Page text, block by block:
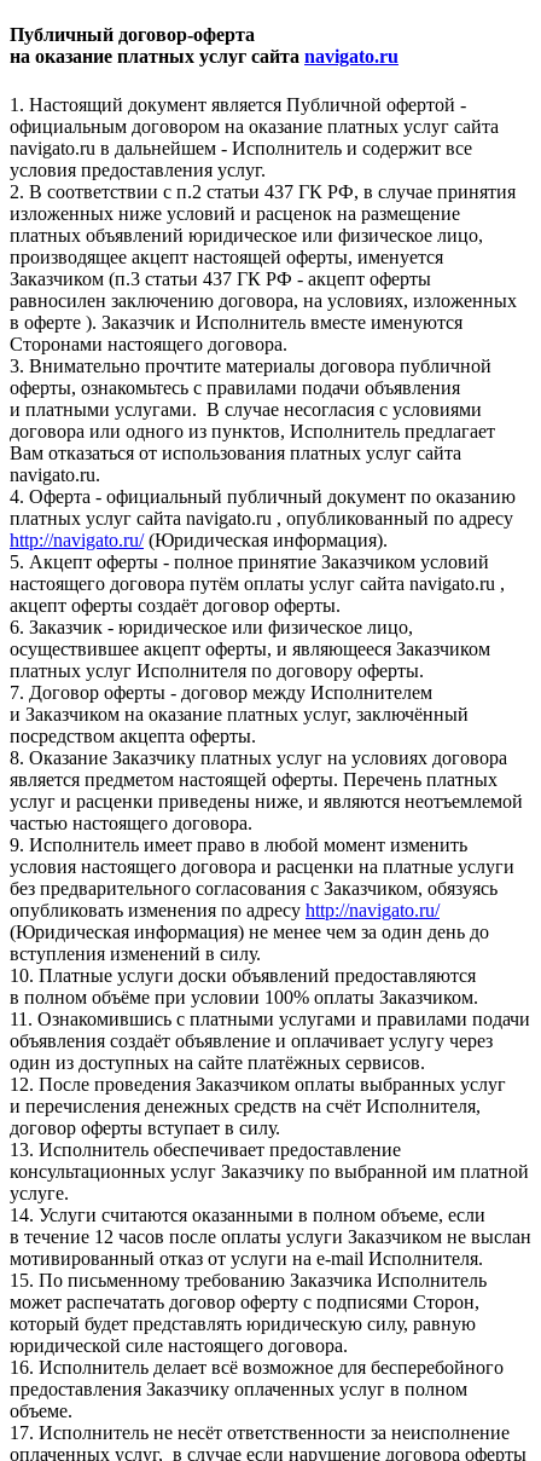
Публичный договор-оферта
на оказание платных услуг сайта navigato.ru
1. Настоящий документ является Публичной офертой -
официальным договором на оказание платных услуг сайта
navigato.ru в дальнейшем - Исполнитель и содержит все
условия предоставления услуг.
2. В соответствии с п.2 статьи 437 ГК РФ, в случае принятия
изложенных ниже условий и расценок на размещение
платных объявлений юридическое или физическое лицо,
производящее акцепт настоящей оферты, именуется
Заказчиком (п.3 статьи 437 ГК РФ - акцепт оферты
равносилен заключению договора, на условиях, изложенных
в оферте ). Заказчик и Исполнитель вместе именуются
Сторонами настоящего договора.
3. Внимательно прочтите материалы договора публичной
оферты, ознакомьтесь с правилами подачи объявления
и платными услугами. В случае несогласия с условиями
договора или одного из пунктов, Исполнитель предлагает
Вам отказаться от использования платных услуг сайта
navigato.ru.
4. Оферта - официальный публичный документ по оказанию
платных услуг сайта navigato.ru , опубликованный по адресу
http://navigato.ru/(Юридическая информация).
5. Акцепт оферты - полное принятие Заказчиком условий
настоящего договора путём оплаты услуг сайта navigato.ru ,
акцепт оферты создаёт договор оферты.
6. Заказчик - юридическое или физическое лицо,
осуществившее акцепт оферты, и являющееся Заказчиком
платных услуг Исполнителя по договору оферты.
7. Договор оферты - договор между Исполнителем
и Заказчиком на оказание платных услуг, заключённый
посредством акцепта оферты.
8. Оказание Заказчику платных услуг на условиях договора
является предметом настоящей оферты. Перечень платных
услуг и расценки приведены ниже, и являются неотъемлемой
частью настоящего договора.
9. Исполнитель имеет право в любой момент изменить
условия настоящего договора и расценки на платные услуги
без предварительного согласования с Заказчиком, обязуясь
опубликовать изменения по адресу http://navigato.ru/
(Юридическая информация) не менее чем за один день до
вступления изменений в силу.
10. Платные услуги доски объявлений предоставляются
в полном объёме при условии 100% оплаты Заказчиком.
11. Ознакомившись с платными услугами и правилами подачи
объявления создаёт объявление и оплачивает услугу через
один из доступных на сайте платёжных сервисов.
12. После проведения Заказчиком оплаты выбранных услуг
и перечисления денежных средств на счёт Исполнителя,
договор оферты вступает в силу.
13. Исполнитель обеспечивает предоставление
консультационных услуг Заказчику по выбранной им платной
услуге.
14. Услуги считаются оказанными в полном объеме, если
в течение 12 часов после оплаты услуги Заказчиком не выслан
мотивированный отказ от услуги на e-mail Исполнителя.
15. По письменному требованию Заказчика Исполнитель
может распечатать договор оферту с подписями Сторон,
который будет представлять юридическую силу, равную
юридической силе настоящего договора.
16. Исполнитель делает всё возможное для бесперебойного
предоставления Заказчику оплаченных услуг в полном
объеме.
17. Исполнитель не несёт ответственности за неисполнение
оплаченных услуг, в случае если нарушение договора оферты